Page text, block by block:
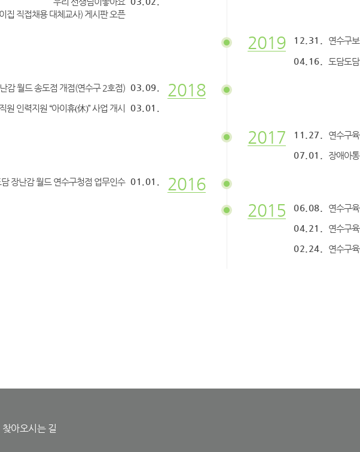
집 직접채용 대체교사) 게시판 오픈
2019 12.31. 연수구
04.16.
도담도
2018
03.09.
감 월드 송도점 개점(연수구 2호점)
03.01.
원 인력지원 “아이휴(休)” 사업 개시
2017 11.27.
연수구
07.01.
장애아
2016
01.01.
장난감 월드 연수구청점 업무인수
2015 06.08.
연수구
04.21.
연수구
02.24.
연수구
찾아오시는 길